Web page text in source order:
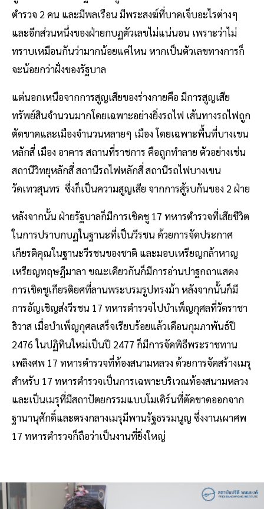
ตำรวจ 2 คน และมีพลเรือน มีพระสงฆ์ที่บาดเจ็บอะไรต่างๆ
และอีกส่วนหนึ่งของฝ่ายกบฏตัวเลขไม่แน่นอน เพราะว่าไม่
ทราบเหมือนกันว่ามากน้อยแค่ไหน หากเป็นตัวเลขทางการก็
จะน้อยกว่าฝั่งของรัฐบาล
แต่นอกเหนือจากการสูญเสียของร่างกายคือ มีการสูญเสีย
ทรัพย์สินจำนวนมากโดยเฉพาะอย่างยิ่งรถไฟ เส้นทางรถไฟถูก
ตัดขาดและเมืองจำนวนหลายๆ เมือง โดยเฉพาะพื้นที่บางเขน
หลักสี่ เมือง อาคาร สถานที่ราชการ คือถูกทำลาย ตัวอย่างเช่น
สถานีวิทยุหลักสี่ สถานีรถไฟหลักสี่ สถานีรถไฟบางเขน
วัดเทวสุนทร ซึ่งก็เป็นความสูญเสีย จากการสู้รบกันของ 2 ฝ่าย
หลังจากนั้น ฝ่ายรัฐบาลก็มีการเชิดชู 17 ทหารตำรวจที่เสียชีวิต
ในการปราบกบฏในฐานะที่เป็นวีรชน ด้วยการจัดประกาศ
เกียรติคุณในฐานะวีรชนของชาติ และมอบเหรียญกล้าหาญ
เหรียญทฤษฎีมาลา ขณะเดียวกันก็มีการอ่านปาฐกถาแสดง
การเชิดชูเกียรติยศที่ลานพระบรมรูปทรงม้า หลังจากนั้นก็มี
การอัญเชิญส่งวีรชน 17 ทหารตำรวจไปบำเพ็ญกุศลที่วัดราชา
ธิวาส เมื่อบำเพ็ญกุศลเสร็จเรียบร้อยแล้วเดือนกุมภาพันธ์ปี
2476 ในปฏิทินใหม่เป็นปี 2477 ก็มีการจัดพิธีพระราชทาน
เพลิงศพ 17 ทหารตำรวจที่ท้องสนามหลวง ด้วยการจัดสร้างเมรุ
สำหรับ 17 ทหารตำรวจเป็นการเฉพาะบริเวณท้องสนามหลวง
และเป็นเมรุที่มีสถาปัตยกรรมแบบโมเดิร์นที่ตัดขาดออกจาก
ฐานานุศักดิ์และตรงกลางเมรุมีพานรัฐธรรมนูญ ซึ่งงานเผาศพ
17 ทหารตำรวจก็ถือว่าเป็นงานที่ยิ่งใหญ่